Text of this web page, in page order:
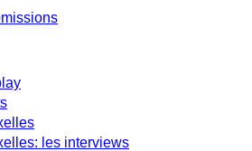
les interviews